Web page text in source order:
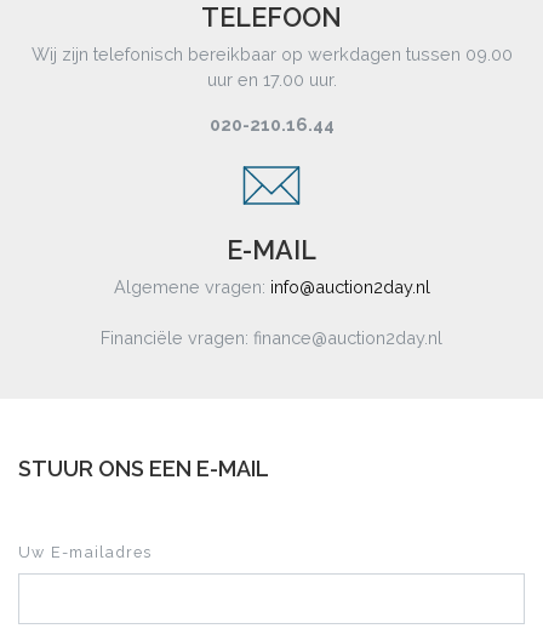
TELEFOON
Wij zijn telefonisch bereikbaar op werkdagen tussen 09.00
uur en 17.00 uur.
020-210.16.44
E-MAIL
Algemene vragen: info@auction2day.nl
Financiële vragen: finance@auction2day.nl
STUUR ONS EEN E-MAIL
Uw E-mailadres